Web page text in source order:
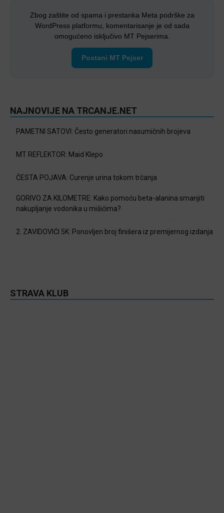
Zbog zaštite od spama i prestanka Meta podrške za
WordPress platformu, komentarisanje je od sada
omogućeno isključivo MT Pejserima.
Postani MT Pejser
NAJNOVIJE NA TRCANJE.NET
PAMETNI SATOVI: Često generatori nasumičnih brojeva
MT REFLEKTOR: Maid Klepo
ČESTA POJAVA: Curenje urina tokom trčanja
GORIVO ZA KILOMETRE: Kako pomoću beta-alanina smanjiti
nakupljanje vodonika u mišićima?
2. ZAVIDOVIĆI 5K: Ponovljen broj finišera iz premijernog izdanja
STRAVA KLUB